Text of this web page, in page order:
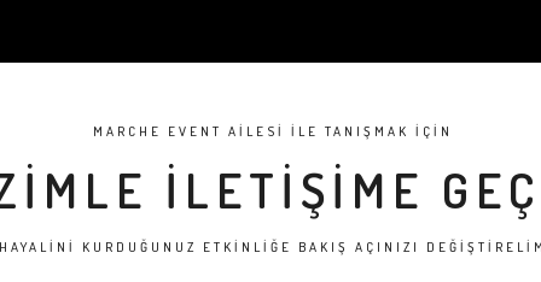
MARCHE EVENT AİLESİ İLE TANIŞMAK İÇİN
İLETİŞİME
KURDUĞUNUZ ETKİNLİĞE BAKIŞ AÇINIZI DEĞİŞTİRELİM